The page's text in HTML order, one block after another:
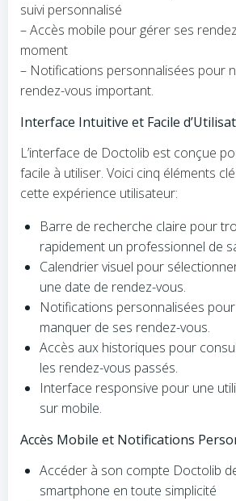
suivi personnalisé
– Accès mobile pour gérer ses
moment
– Notifications personnalisées pour
rendez-vous important.
Interface Intuitive et Facile
L’interface de Doctolib est conçue
facile à utiliser. Voici cinq éléments
cette expérience utilisateur:
Barre de recherche claire pour
rapidement un professionnel de
Calendrier visuel pour
une date de rendez-vous.
Notifications personnalisées
manquer de ses rendez-vous.
Accès aux historiques pour
les rendez-vous passés.
Interface responsive pour une
sur mobile.
Accès Mobile et Notifications
Accéder à son compte Doctolib
smartphone en toute simplicité